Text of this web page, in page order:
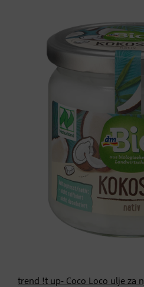
trend !t up- Coco Loco ulje za